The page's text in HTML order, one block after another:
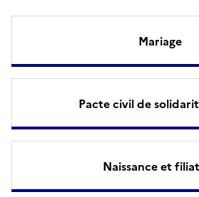
Mariage
Pacte civil de
Naissance et